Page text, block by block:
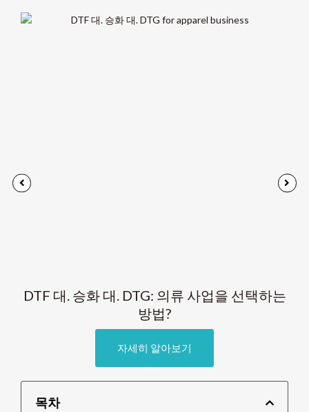
DTF 대. 승화 대. DTG: 의류 사업을 선택하는
방법?
자세히 알아보기
목차